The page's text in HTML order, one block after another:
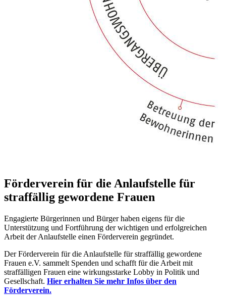
Förderverein für die Anlaufstelle für
straffällig gewordene Frauen
Engagierte Bürgerinnen und Bürger haben eigens für die
Unterstützung und Fortführung der wichtigen und erfolgreichen
Arbeit der Anlaufstelle einen Förderverein gegründet.
Der Förderverein für die Anlaufstelle für straffällig gewordene
Frauen e.V. sammelt Spenden und schafft für die Arbeit mit
straffälligen Frauen eine wirkungsstarke Lobby in Politik und
Gesellschaft. Hier erhalten Sie mehr Infos über den
Förderverein.